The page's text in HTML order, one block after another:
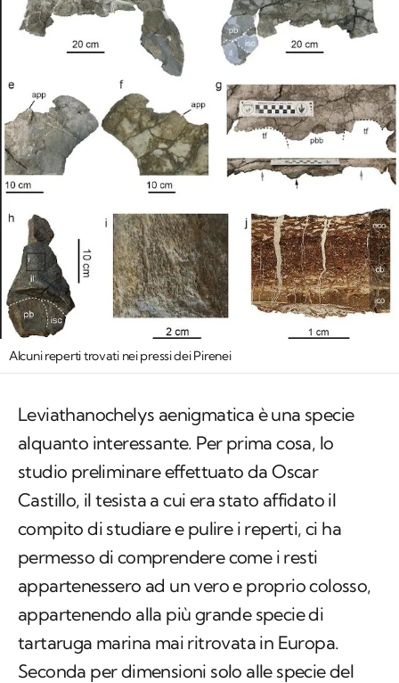
Alcuni reperti trovati nei pressi dei Pirenei
Leviathanochelys aenigmatica è una specie
alquanto interessante. Per prima cosa, lo
studio preliminare effettuato da Oscar
Castillo, il tesista a cui era stato affidato il
compito di studiare e pulire i reperti, ci ha
permesso di comprendere come i resti
appartenessero ad un vero e proprio colosso,
appartenendo alla più grande specie di
tartaruga marina mai ritrovata in Europa.
Seconda per dimensioni solo alle specie del